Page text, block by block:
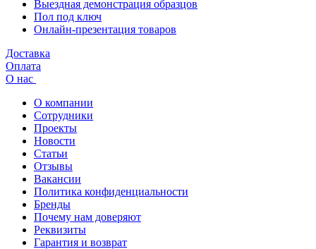
Выездная демонстрация образцов
Пол под ключ
Онлайн-презентация товаров
Доставка
Оплата
О нас
О компании
Сотрудники
Проекты
Новости
Статьи
Отзывы
Вакансии
Политика конфиденциальности
Бренды
Почему нам доверяют
Реквизиты
Гарантия и возврат